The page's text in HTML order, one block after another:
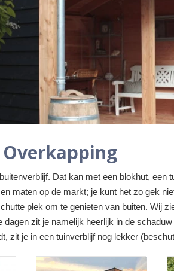
Dat kan met een blokhut, een
maten op de markt; je kunt het zo gek
plek om te genieten van buiten. Wij
zit je namelijk heerlijk in de
zit je in een tuinverblijf nog lekker